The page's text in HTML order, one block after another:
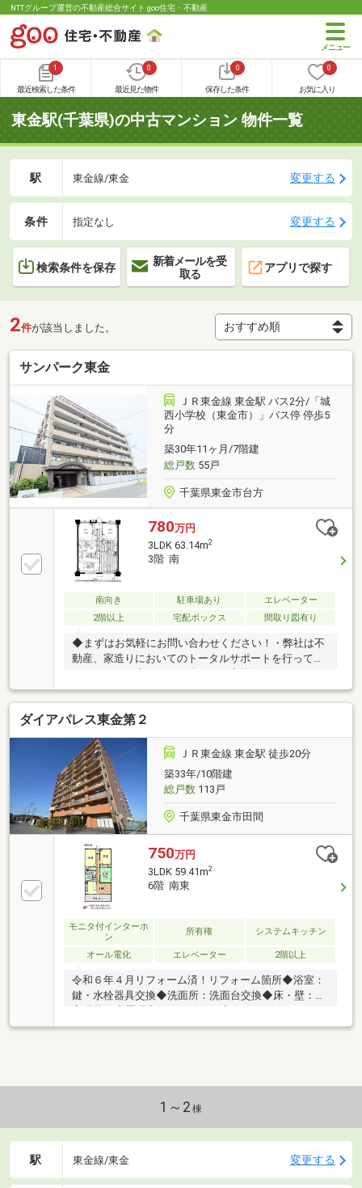
NTTグループ運営の不動産総合サイト goo住宅・不動産
1
最近検索した条件
0
最近見た物件
0
保存した条件
0
お気に入り
東金駅(千葉県)の中古マンション 物件一覧
駅 東金線/東金 変更する
条件 指定なし 変更する
検索条件を保存
新着メールを受
取る
アプリで探す
2件が該当しました。
サンパーク東金
ＪＲ東金線 東金駅 バス2分/「城
西小学校（東金市）」バス停 停歩5
分
築30年11ヶ月/7階建
総戸数55戸
千葉県東金市台方
780万円
3LDK 63.14m2
3階 南
南向き 駐車場あり
エレベーター
2階以上
宅配ボックス 間取り図有り
◆まずはお気軽にお問い合わせください！・弊社は不
動産、家造りにおいてのトータルサポートを行ってお
ります。・住宅ローンに強く、お客様一人ひとりにあ
ったご提案をさせていただきます。・スタッフ一同、
誠心誠意ご対応させていただきます！◆経験知識が豊
富なスタッフが在籍！迅速な対応を心掛けておりま
す。・お問合せを受けてから即日ご対応をさせていた
だきます。・その他物件情報も多数ございます！お気
軽にお問い合わせください。
ダイアパレス東金第２
ＪＲ東金線 東金駅 徒歩20分
築33年/10階建
総戸数113戸
千葉県東金市田間
750万円
3LDK 59.41m2
6階 南東
モニタ付インターホ
ン
所有権 システムキッチン
オール電化 エレベーター 2階以上
令和６年４月リフォーム済！リフォーム箇所◆浴室：
鍵・水栓器具交換◆洗面所：洗面台交換◆床・壁：全
済
1～2 棟
駅 東金線/東金 変更する